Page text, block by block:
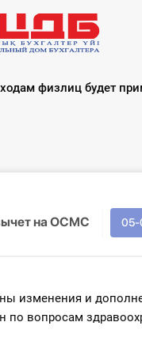
физлиц будет
на ОСМС 05-
изменения и
по вопросам